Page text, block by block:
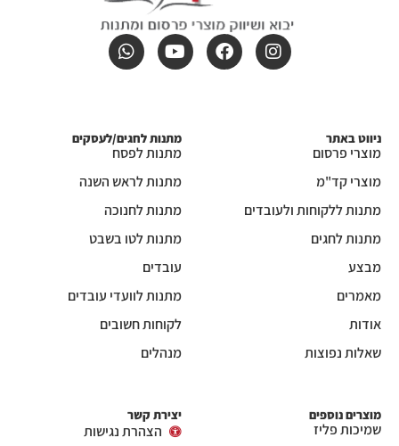
ניווט באתר
מוצרי פרסום
מוצרי קד"מ
מתנות ללקוחות ולעובדים
מתנות לחגים
מבצע
מאמרים
אודות
שאלות נפוצות
מתנות לחגים/לעסקים
מתנות לפסח
מתנות לראש השנה
מתנות לחנוכה
מתנות לטו בשבט
עובדים
מתנות לוועדי עובדים
לקוחות חשובים
מנהלים
מוצרים נוספים
שמיכות פליז
יצירת קשר
הצהרת נגישות